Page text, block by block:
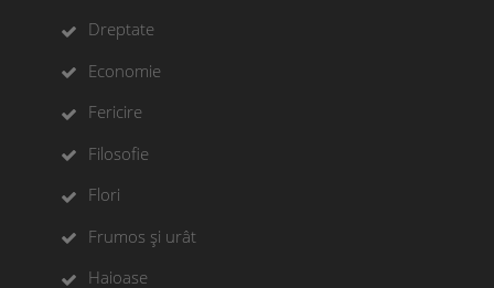
Dreptate
Economie
Fericire
Filosofie
Flori
Frumos și urât
Haioase